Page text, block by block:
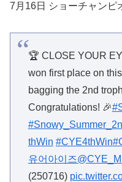
7月16日 ショーチャンピ
🏆 CLOSE YOUR
won first place on
bagging the 2nd
Congratulations! 🎉
thWin #CYE4thWin
유어아이즈
(250716)